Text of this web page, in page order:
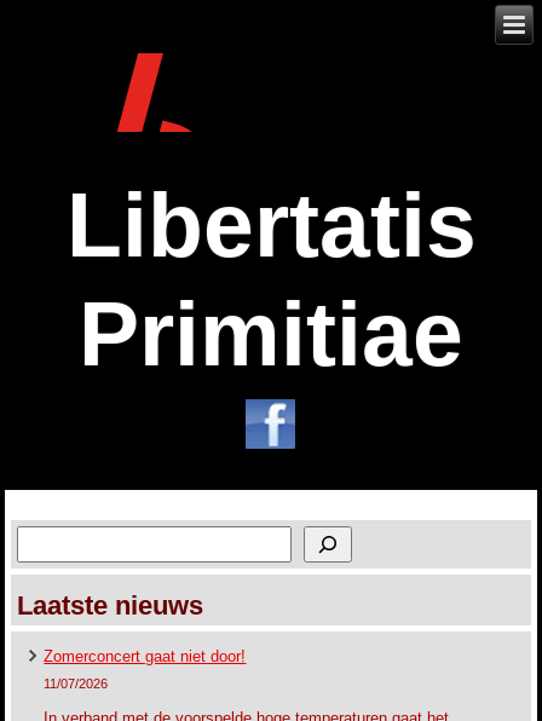
Libertatis
Primitiae
Laatste nieuws
Zomerconcert gaat niet door!
11/07/2026